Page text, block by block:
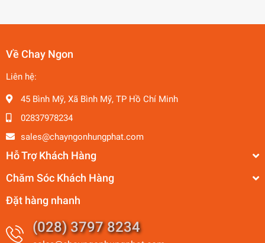
Về Chay Ngon
Liên hệ:
45 Bình Mỹ, Xã Bình Mỹ, TP Hồ Chí Minh
02837978234
sales@chayngonhungphat.com
Hỗ Trợ Khách Hàng
Chăm Sóc Khách Hàng
Đặt hàng nhanh
(028) 3797 8234